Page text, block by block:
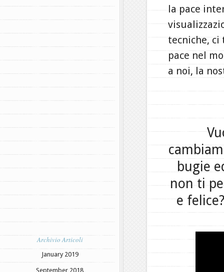
Archivio Articoli
January 2019
September 2018
la pace
tecniche,
pace nel
a noi, la
bugie
non ti
e